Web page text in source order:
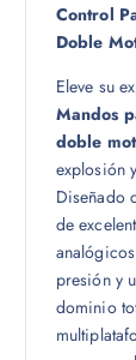
Control
Doble
Eleve su
Mandos
doble
explosión
Diseñado
de
presión y
dominio